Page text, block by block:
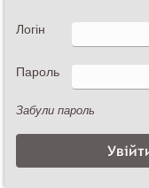
Логін
Пароль
Забули пароль